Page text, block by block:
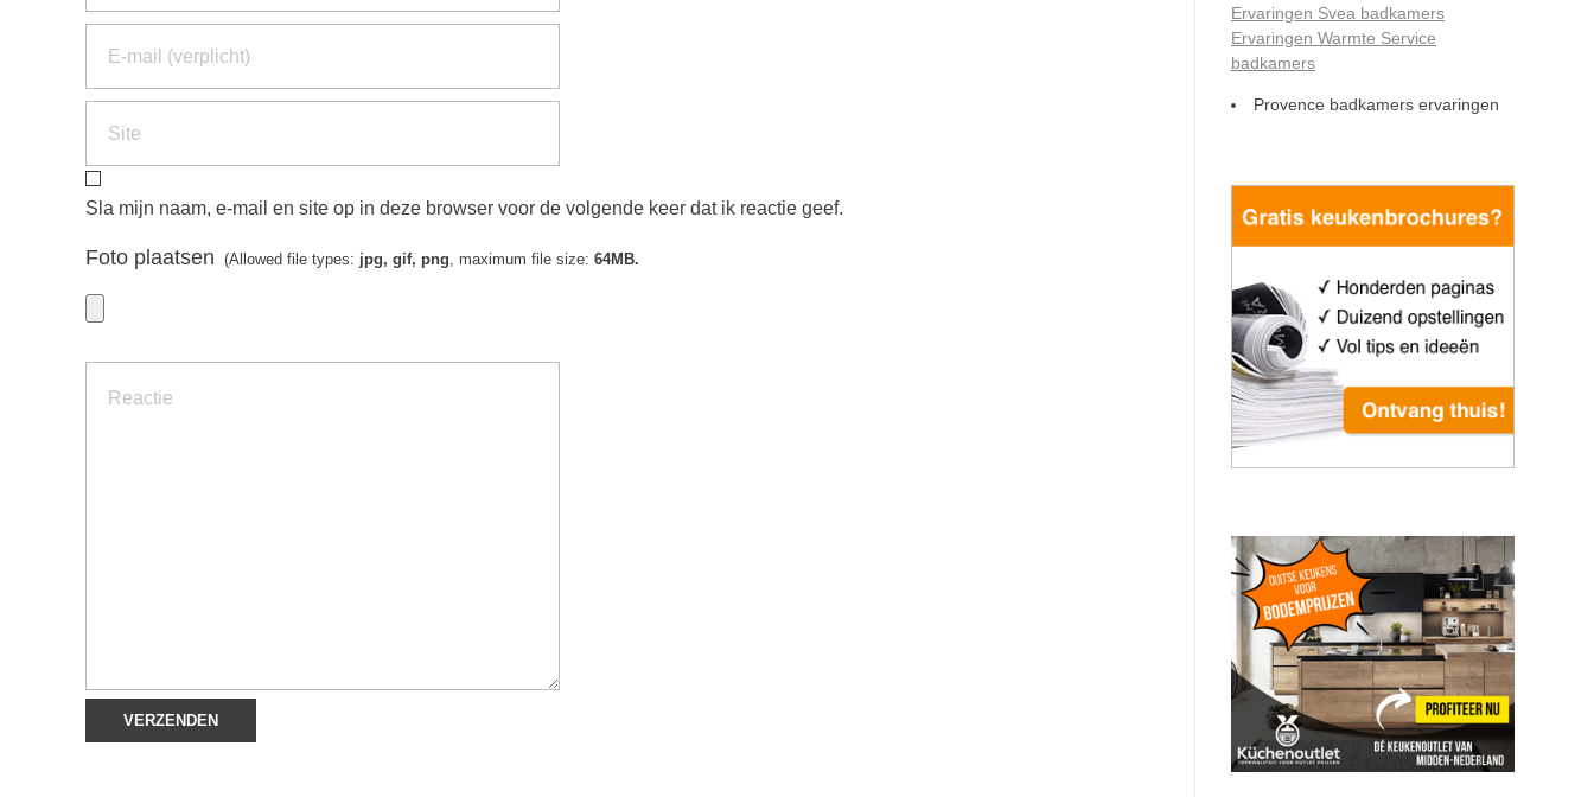
Sla mijn naam, e-mail en site op in deze browser voor de volgende keer dat ik reactie geef.
Foto plaatsen (Allowed file types: jpg, gif, png, maximum file size: 64MB.
Ervaringen Svea badkamers
Ervaringen Warmte Service
badkamers
Provence badkamers ervaringen